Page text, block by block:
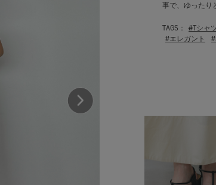
事で、ゆったり
TAGS： #Tシャ
#エレガント